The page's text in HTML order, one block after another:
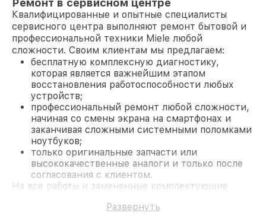
Ремонт в сервисном центре
Квалифицированные и опытные специалисты
сервисного центра выполняют ремонт бытовой и
профессиональной техники Miele любой
сложности. Своим клиентам мы предлагаем:
бесплатную комплексную диагностику,
которая является важнейшим этапом
восстановления работоспособности любых
устройств;
профессиональный ремонт любой сложности,
начиная со смены экрана на смартфонах и
заканчивая сложными системными поломками
ноутбуков;
только оригинальные запчасти или
высококачественные аналоги и только после
согласования с клиентом.
На все работы и замененные комплектующие
поломки по условиям гарантии, мы бесплатно
Развернуть